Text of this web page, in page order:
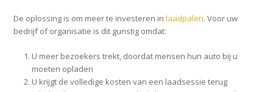
De oplossing is om meer te investeren inlaadpalen. Voor uw
bedrijf of organisatie is dit gunstig omdat:
U meer bezoekers trekt, doordat mensen hun auto bij u
moeten opladen
U krijgt de volledige kosten van een laadsessie terug